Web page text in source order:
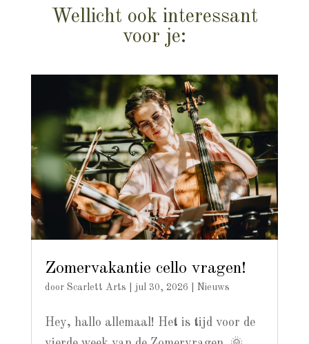
Wellicht ook interessant
voor je:
Zomervakantie cello vragen!
door Scarlett Arts jul 30, 2026 Nieuws
Hey, hallo allemaal! Het is tijd voor de